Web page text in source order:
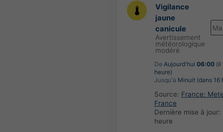
Vigilance
jaune
canicule
Avertissement
météorologique
modéré
De Aujourd'hui 06:00 (il
heure)
Jusqu'à Minuit (dans 16
Source: France:
France
Dernière mise à jour:
heure